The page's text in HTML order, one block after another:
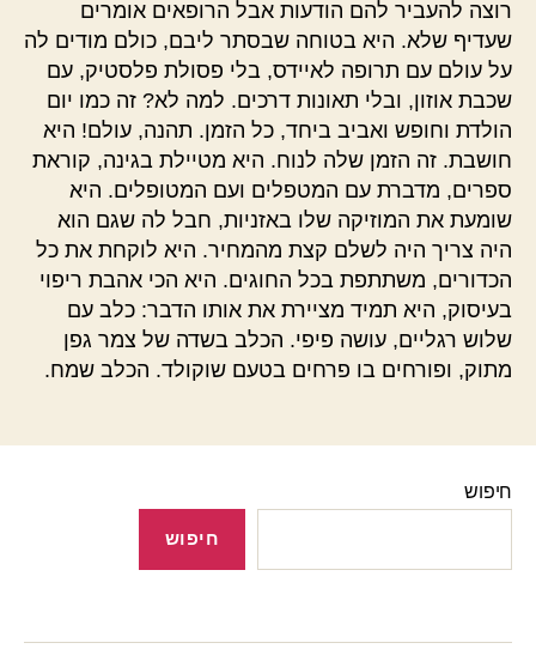
רוצה להעביר להם הודעות אבל הרופאים אומרים
שעדיף שלא. היא בטוחה שבסתר ליבם, כולם מודים לה
על עולם עם תרופה לאיידס, בלי פסולת פלסטיק, עם
שכבת אוזון, ובלי תאונות דרכים. למה לא? זה כמו יום
הולדת וחופש ואביב ביחד, כל הזמן. תהנה, עולם! היא
חושבת. זה הזמן שלה לנוח. היא מטיילת בגינה, קוראת
ספרים, מדברת עם המטפלים ועם המטופלים. היא
שומעת את המוזיקה שלו באזניות, חבל לה שגם הוא
היה צריך היה לשלם קצת מהמחיר. היא לוקחת את כל
הכדורים, משתתפת בכל החוגים. היא הכי אהבת ריפוי
בעיסוק, היא תמיד מציירת את אותו הדבר: כלב עם
שלוש רגליים, עושה פיפי. הכלב בשדה של צמר גפן
מתוק, ופורחים בו פרחים בטעם שוקולד. הכלב שמח.
חיפוש
חיפוש